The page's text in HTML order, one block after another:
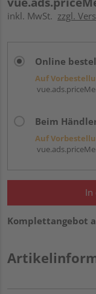
inkl. MwSt. zzgl.
Online
Auf
Beim
Auf
In
Komplettangebot